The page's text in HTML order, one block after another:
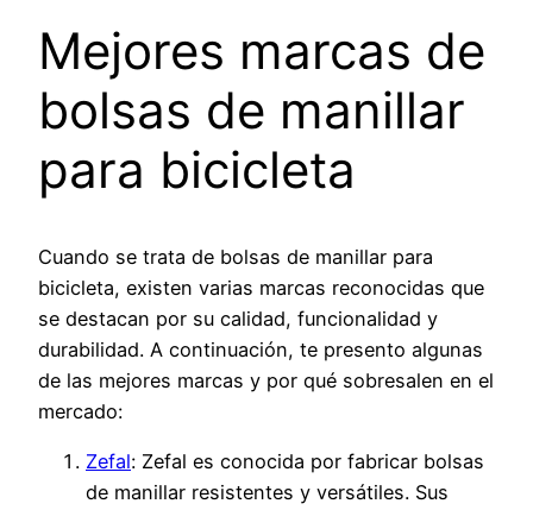
Mejores marcas de
bolsas de manillar
para bicicleta
Cuando se trata de bolsas de manillar para
bicicleta, existen varias marcas reconocidas que
se destacan por su calidad, funcionalidad y
durabilidad. A continuación, te presento algunas
de las mejores marcas y por qué sobresalen en el
mercado:
Zefal: Zefal es conocida por fabricar bolsas
de manillar resistentes y versátiles. Sus